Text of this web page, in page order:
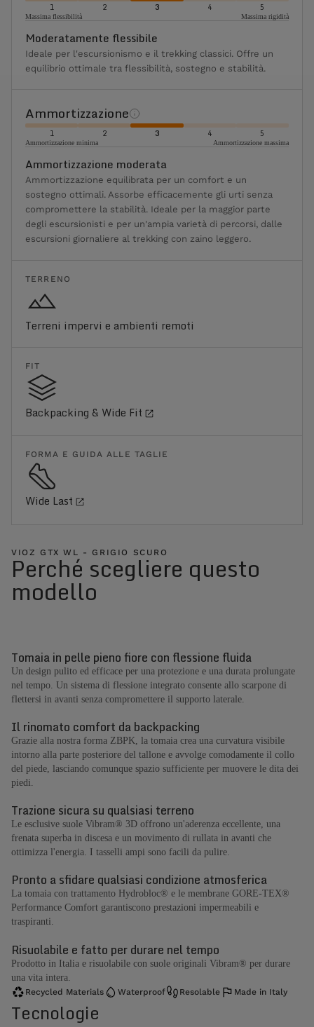
1 2 3 4 5
Massima flessibilità Massima rigidità
Moderatamente flessibile
Ideale per l'escursionismo e il trekking classici. Offre un
equilibrio ottimale tra flessibilità, sostegno e stabilità.
Ammortizzazione
1 2 3 4 5
Ammortizzazione minima Ammortizzazione massima
Ammortizzazione moderata
Ammortizzazione equilibrata per un comfort e un
sostegno ottimali. Assorbe efficacemente gli urti senza
compromettere la stabilità. Ideale per la maggior parte
degli escursionisti e per un'ampia varietà di percorsi, dalle
escursioni giornaliere al trekking con zaino leggero.
TERRENO
Terreni impervi e ambienti remoti
FIT
Backpacking & Wide Fit
FORMA E GUIDA ALLE TAGLIE
Wide Last
VIOZ GTX WL - GRIGIO SCURO
Perché scegliere questo
modello
Tomaia in pelle pieno fiore con flessione fluida
Un design pulito ed efficace per una protezione e una durata prolungate
nel tempo. Un sistema di flessione integrato consente allo scarpone di
flettersi in avanti senza compromettere il supporto laterale.
Il rinomato comfort da backpacking
Grazie alla nostra forma ZBPK, la tomaia crea una curvatura visibile
intorno alla parte posteriore del tallone e avvolge comodamente il collo
del piede, lasciando comunque spazio sufficiente per muovere le dita dei
piedi.
Trazione sicura su qualsiasi terreno
Le esclusive suole Vibram® 3D offrono un'aderenza eccellente, una
frenata superba in discesa e un movimento di rullata in avanti che
ottimizza l'energia. I tasselli ampi sono facili da pulire.
Pronto a sfidare qualsiasi condizione atmosferica
La tomaia con trattamento Hydrobloc® e le membrane GORE-TEX®
Performance Comfort garantiscono prestazioni impermeabili e
traspiranti.
Risuolabile e fatto per durare nel tempo
Prodotto in Italia e risuolabile con suole originali Vibram® per durare
una vita intera.
Recycled Materials Waterproof Resolable Made in Italy
Tecnologie